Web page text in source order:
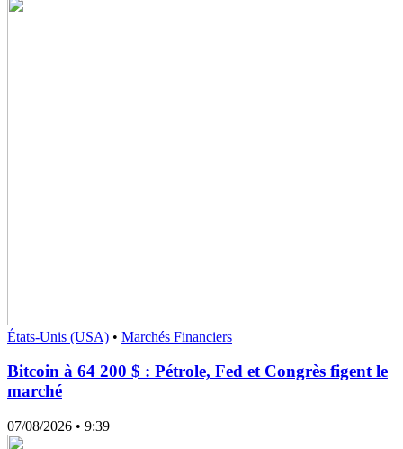
États-Unis (USA) • Marchés Financiers
Bitcoin à 64 200 $ : Pétrole, Fed et Congrès figent le
marché
07/08/2026 • 9:39